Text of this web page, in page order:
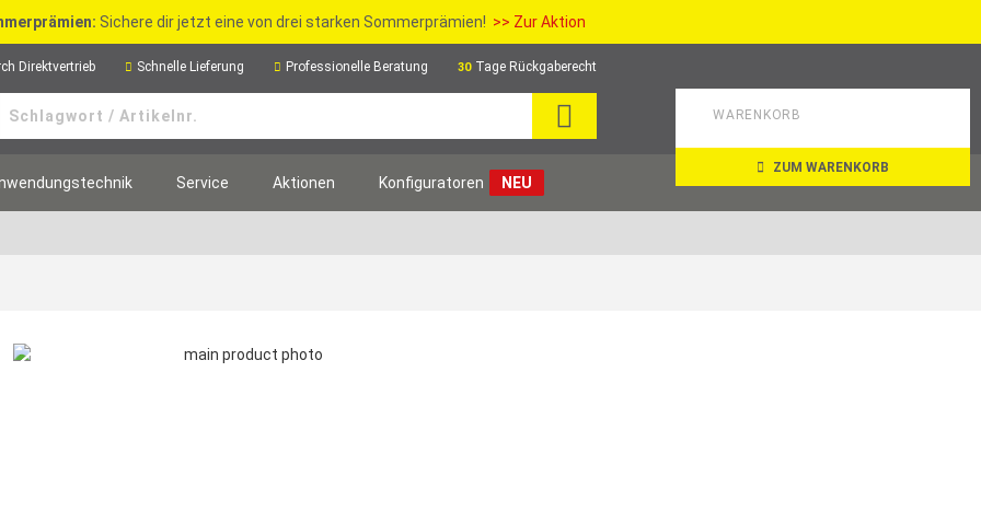
Sichere dir jetzt eine von drei starken Sommerprämien! >> Zur Aktion
Direktvertrieb Schnelle Lieferung Professionelle Beratung 30 Tage Rückgaberecht
WARENKORB
ZUM WARENKORB
Service Aktionen Konfiguratoren NEU